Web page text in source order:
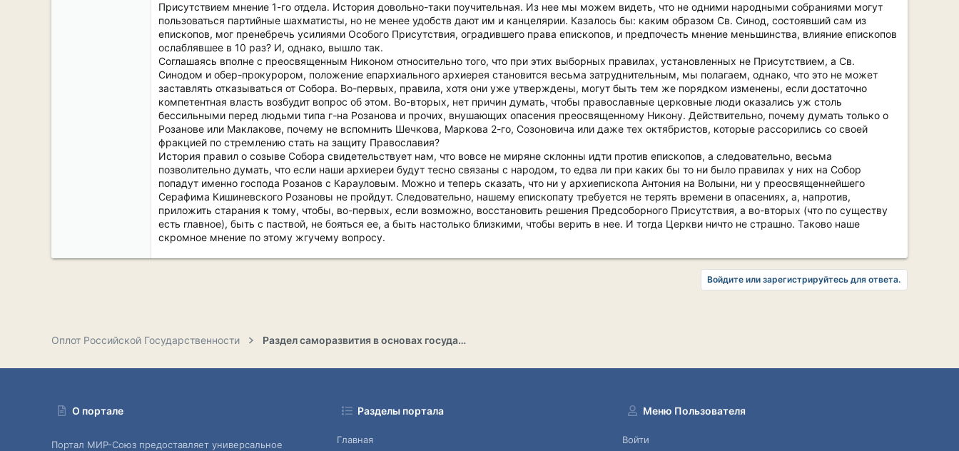
Присутствием мнение 1-го отдела. История довольно-таки поучительная. Из нее мы можем видеть, что не одними народными собраниями могут
пользоваться партийные шахматисты, но не менее удобств дают им и канцелярии. Казалось бы: каким образом Св. Синод, состоявший сам из
епископов, мог пренебречь усилиями Особого Присутствия, оградившего права епископов, и предпочесть мнение меньшинства, влияние епископов
ослаблявшее в 10 раз? И, однако, вышло так.
Соглашаясь вполне с преосвященным Никоном относительно того, что при этих выборных правилах, установленных не Присутствием, а Св.
Синодом и обер-прокурором, положение епархиального архиерея становится весьма затруднительным, мы полагаем, однако, что это не может
заставлять отказываться от Собора. Во-первых, правила, хотя они уже утверждены, могут быть тем же порядком изменены, если достаточно
компетентная власть возбудит вопрос об этом. Во-вторых, нет причин думать, чтобы православные церковные люди оказались уж столь
бессильными перед людьми типа г-на Розанова и прочих, внушающих опасения преосвященному Никону. Действительно, почему думать только о
Розанове или Маклакове, почему не вспомнить Шечкова, Маркова 2-го, Созоновича или даже тех октябристов, которые рассорились со своей
фракцией по стремлению стать на защиту Православия?
История правил о созыве Собора свидетельствует нам, что вовсе не миряне склонны идти против епископов, а следовательно, весьма
позволительно думать, что если наши архиереи будут тесно связаны с народом, то едва ли при каких бы то ни было правилах у них на Собор
попадут именно господа Розанов с Карауловым. Можно и теперь сказать, что ни у архиепископа Антония на Волыни, ни у преосвященнейшего
Серафима Кишиневского Розановы не пройдут. Следовательно, нашему епископату требуется не терять времени в опасениях, а, напротив,
приложить старания к тому, чтобы, во-первых, если возможно, восстановить решения Предсоборного Присутствия, а во-вторых (что по существу
есть главное), быть с паствой, не бояться ее, а быть настолько близкими, чтобы верить в нее. И тогда Церкви ничто не страшно. Таково наше
скромное мнение по этому жгучему вопросу.
Войдите или зарегистрируйтесь для ответа.
Оплот Российской Государственности Раздел саморазвития в основах государственности
О портале
Портал МИР-Союз предоставляет универсальное
Разделы портала
Главная
Меню Пользователя
Войти